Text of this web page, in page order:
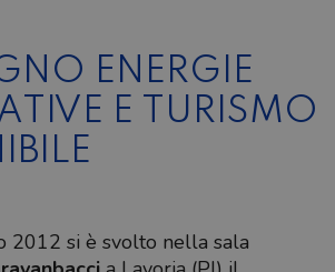
NOLEGGIO ENTRO IL 31.08PER I
DI SETTEMBRE
ENERGIE
E TURISMO
2012 si è svolto nella sala